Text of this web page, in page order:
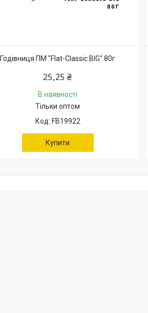
Годівниця ПМ "Flat-Classic BIG" 80г
25,25 ₴
В наявності
Тільки оптом
FB19922
Купити